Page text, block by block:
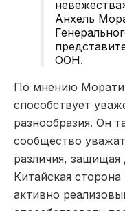
Анхель
ООН.
По мнению
способствует
разнообразия. Он
сообщество
различия, защищая
Китайская
активно